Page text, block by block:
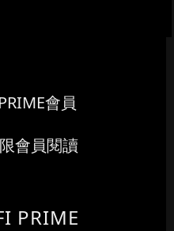
會員
會員閱讀
PRIME